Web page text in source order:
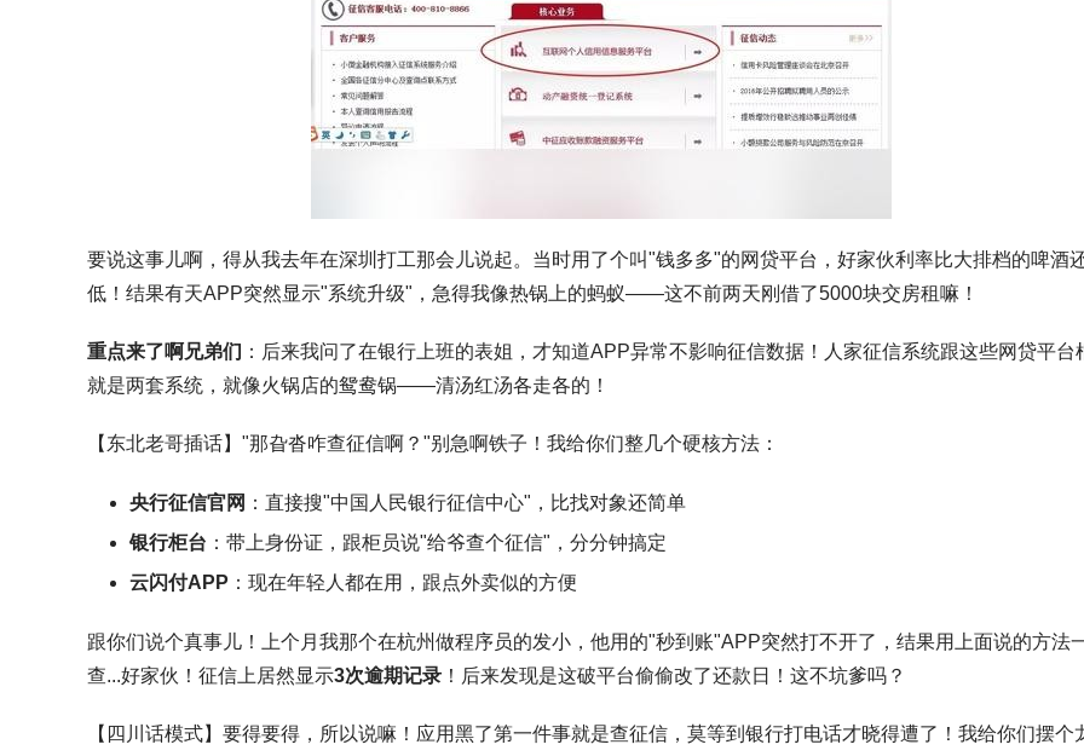
要说这事儿啊，得从我去年在深圳打工那会儿说起。当时用了个叫"钱多多"的网贷平台，好家伙利率比大排档的啤酒
低！结果有天APP突然显示"系统升级"，急得我像热锅上的蚂蚁——这不前两天刚借了5000块交房租嘛！
重点来了啊兄弟们 ：后来我问了在银行上班的表姐，才知道APP异常不影响征信数据 ！人家征信系统跟这些网贷平台
就是两套系统，就像火锅店的鸳鸯锅——清汤红汤各走各的！
【东北老哥插话】"那旮沓咋查征信啊？"别急啊铁子！我给你们整几个硬核方法：
央行征信官网 ：直接搜"中国人民银行征信中心"，比找对象还简单
银行柜台 ：带上身份证，跟柜员说"给爷查个征信"，分分钟搞定
云闪付APP ：现在年轻人都在用，跟点外卖似的方便
跟你们说个真事儿！上个月我那个在杭州做程序员的发小，他用的"秒到账"APP突然打不开了，结果用上面说的方法
查...好家伙！征信上居然显示3次逾期记录 ！后来发现是这破平台偷偷改了还款日！这不坑爹吗？
【四川话模式】要得要得，所以说嘛！ 应用黑了第一件事就是查征信 ，莫等到银行打电话才晓得遭了！我给你们摆个